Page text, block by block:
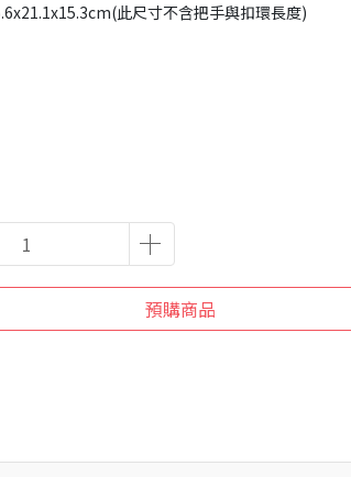
此尺寸不含把手與扣環長度)
預購商品